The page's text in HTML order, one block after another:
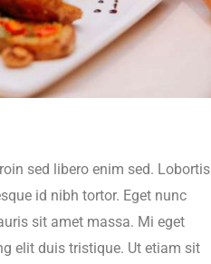
sed libero enim sed. Lobortis
id nibh tortor. Eget nunc
sit amet massa. Mi eget
elit duis tristique. Ut etiam sit